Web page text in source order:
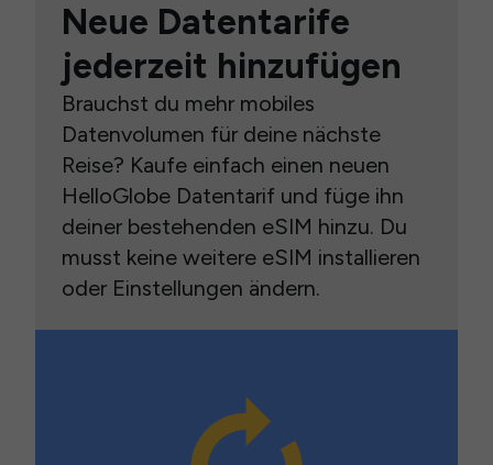
Neue Datentarife
jederzeit hinzufügen
Brauchst du mehr mobiles
Datenvolumen für deine nächste
Reise? Kaufe einfach einen neuen
HelloGlobe Datentarif und füge ihn
deiner bestehenden eSIM hinzu. Du
musst keine weitere eSIM installieren
oder Einstellungen ändern.